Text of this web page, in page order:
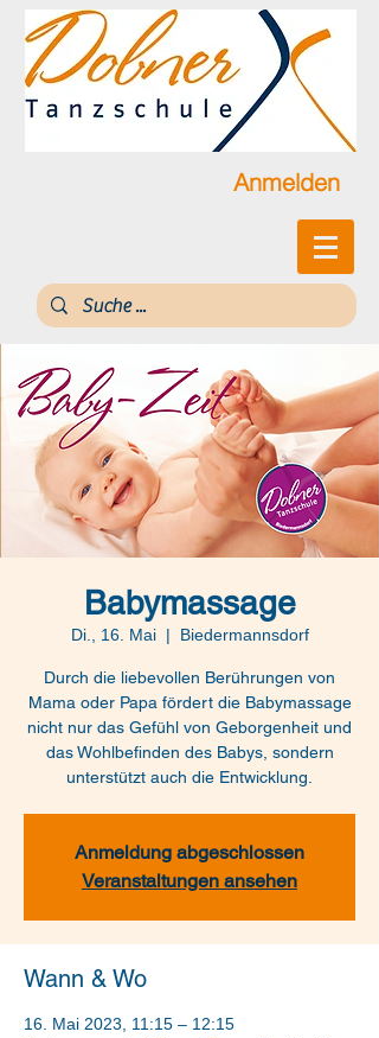
Anmelden
Babymassage
Di., 16. Mai
  |
Biedermannsdorf
Durch die liebevollen Berührungen von
Mama oder Papa fördert die Babymassage
nicht nur das Gefühl von Geborgenheit und
das Wohlbefinden des Babys, sondern
unterstützt auch die Entwicklung.
Anmeldung abgeschlossen
Veranstaltungen ansehen
Wann & Wo
16. Mai 2023, 11:15 – 12:15